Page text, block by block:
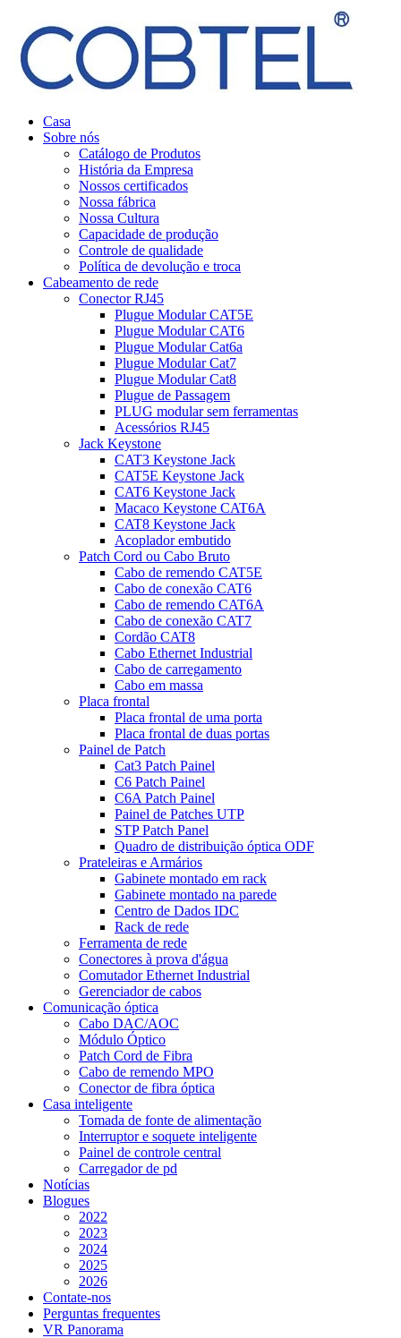
Casa
Sobre nós
Catálogo de Produtos
História da Empresa
Nossos certificados
Nossa fábrica
Nossa Cultura
Capacidade de produção
Controle de qualidade
Política de devolução e troca
Cabeamento de rede
Conector RJ45
Plugue Modular CAT5E
Plugue Modular CAT6
Plugue Modular Cat6a
Plugue Modular Cat7
Plugue Modular Cat8
Plugue de Passagem
PLUG modular sem ferramentas
Acessórios RJ45
Jack Keystone
CAT3 Keystone Jack
CAT5E Keystone Jack
CAT6 Keystone Jack
Macaco Keystone CAT6A
CAT8 Keystone Jack
Acoplador embutido
Patch Cord ou Cabo Bruto
Cabo de remendo CAT5E
Cabo de conexão CAT6
Cabo de remendo CAT6A
Cabo de conexão CAT7
Cordão CAT8
Cabo Ethernet Industrial
Cabo de carregamento
Cabo em massa
Placa frontal
Placa frontal de uma porta
Placa frontal de duas portas
Painel de Patch
Cat3 Patch Painel
C6 Patch Painel
C6A Patch Painel
Painel de Patches UTP
STP Patch Panel
Quadro de distribuição óptica ODF
Prateleiras e Armários
Gabinete montado em rack
Gabinete montado na parede
Centro de Dados IDC
Rack de rede
Ferramenta de rede
Conectores à prova d'água
Comutador Ethernet Industrial
Gerenciador de cabos
Comunicação óptica
Cabo DAC/AOC
Módulo Óptico
Patch Cord de Fibra
Cabo de remendo MPO
Conector de fibra óptica
Casa inteligente
Tomada de fonte de alimentação
Interruptor e soquete inteligente
Painel de controle central
Carregador de pd
Notícias
Blogues
2022
2023
2024
2025
2026
Contate-nos
Perguntas frequentes
VR Panorama